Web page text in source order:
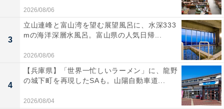
2026/08/06
3
立山連峰と富山湾を望む展望風呂に、水深333
mの海洋深層水風呂。富山県の人気日帰...
2026/08/06
4
【兵庫県】「世界一忙しいラーメン」に、龍野
の城下町を再現したSAも。山陽自動車道...
2026/08/04